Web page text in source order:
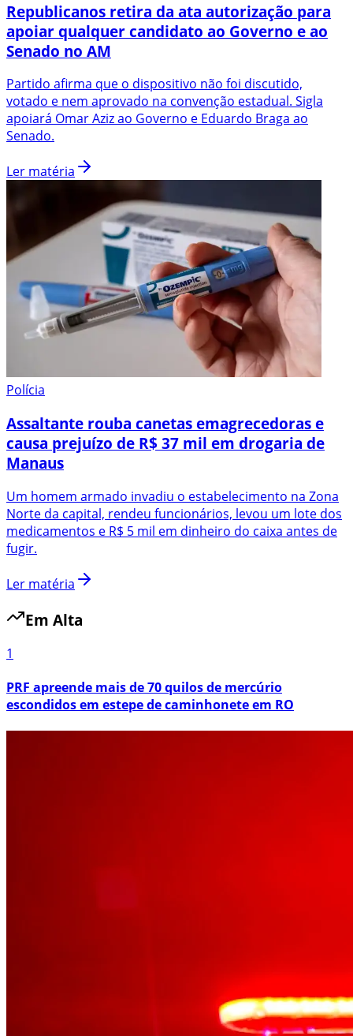
Republicanos retira da ata autorização para
apoiar qualquer candidato ao Governo e ao
Senado no AM
Partido afirma que o dispositivo não foi discutido,
votado e nem aprovado na convenção estadual. Sigla
apoiará Omar Aziz ao Governo e Eduardo Braga ao
Senado.
Ler matéria
Polícia
Assaltante rouba canetas emagrecedoras e
causa prejuízo de R$ 37 mil em drogaria de
Manaus
Um homem armado invadiu o estabelecimento na Zona
Norte da capital, rendeu funcionários, levou um lote dos
medicamentos e R$ 5 mil em dinheiro do caixa antes de
fugir.
Ler matéria
Em Alta
1
PRF apreende mais de 70 quilos de mercúrio
escondidos em estepe de caminhonete em RO